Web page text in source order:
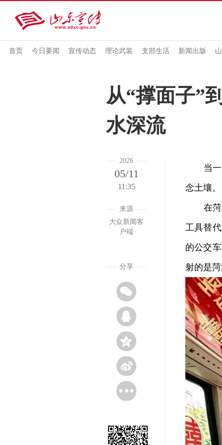
首页 今日要闻 宣传动态 理论武装 支部生活 新闻出版
从“撑面子”
水深流
2026
05/11
11:35
来源
大众新闻客
户端
分享
当一座
念土壤。
在菏泽
工具替
的公交
射的是